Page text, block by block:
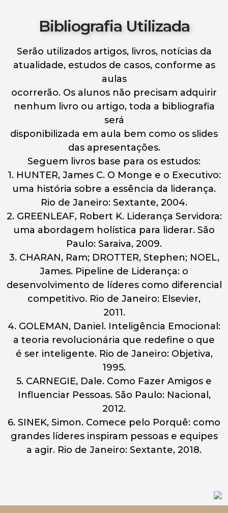
Bibliografia Utilizada
Serão utilizados artigos, livros, notícias da
atualidade, estudos de casos, conforme as
aulas
ocorrerão. Os alunos não precisam adquirir
nenhum livro ou artigo, toda a bibliografia
será
disponibilizada em aula bem como os slides
das apresentações.
Seguem livros base para os estudos:
1. HUNTER, James C. O Monge e o Executivo:
uma história sobre a essência da liderança.
Rio de Janeiro: Sextante, 2004.
2. GREENLEAF, Robert K. Liderança Servidora:
uma abordagem holística para liderar. São
Paulo: Saraiva, 2009.
3. CHARAN, Ram; DROTTER, Stephen; NOEL,
James. Pipeline de Liderança: o
desenvolvimento de líderes como diferencial
competitivo. Rio de Janeiro: Elsevier,
2011.
4. GOLEMAN, Daniel. Inteligência Emocional:
a teoria revolucionária que redefine o que
é ser inteligente. Rio de Janeiro: Objetiva,
1995.
5. CARNEGIE, Dale. Como Fazer Amigos e
Influenciar Pessoas. São Paulo: Nacional,
2012.
6. SINEK, Simon. Comece pelo Porquê: como
grandes líderes inspiram pessoas e equipes
a agir. Rio de Janeiro: Sextante, 2018.